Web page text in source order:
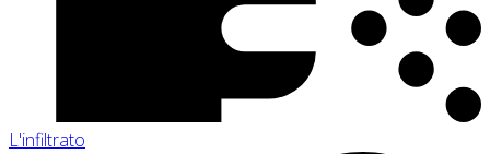
L'infiltrato